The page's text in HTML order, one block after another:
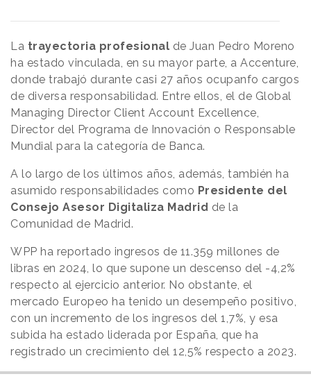
La trayectoria profesional de Juan Pedro Moreno
ha estado vinculada, en su mayor parte, a Accenture,
donde trabajó durante casi 27 años ocupanfo cargos
de diversa responsabilidad. Entre ellos, el de Global
Managing Director Client Account Excellence,
Director del Programa de Innovación o Responsable
Mundial para la categoría de Banca.
A lo largo de los últimos años, además, también ha
asumido responsabilidades como Presidente del
Consejo Asesor Digitaliza Madrid de la
Comunidad de Madrid.
WPP ha reportado ingresos de 11.359 millones de
libras en 2024, lo que supone un descenso del -4,2%
respecto al ejercicio anterior. No obstante, el
mercado Europeo ha tenido un desempeño positivo,
con un incremento de los ingresos del 1,7%, y esa
subida ha estado liderada por España, que ha
registrado un crecimiento del 12,5% respecto a 2023.